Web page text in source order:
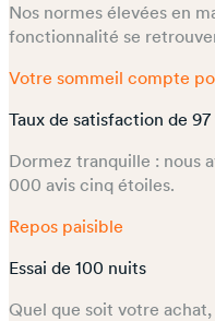
Nos normes élevées en
fonctionnalité se
Votre sommeil compte
Taux de satisfaction de 97
Dormez tranquille : nous
000 avis cinq étoiles.
Repos paisible
Essai de 100 nuits
Quel que soit votre